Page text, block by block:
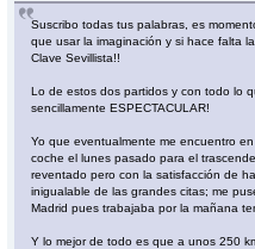
Suscribo todas tus palabras, es
que usar la imaginación y si hace falta
Clave Sevillista!!
Lo de estos dos partidos y con todo lo
sencillamente ESPECTACULAR!
Yo que eventualmente me encuentro
coche el lunes pasado para el
reventado pero con la satisfacción de
inigualable de las grandes citas; me
Madrid pues trabajaba por la mañana
Y lo mejor de todo es que a unos 250